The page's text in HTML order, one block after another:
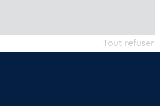
Tout refuser